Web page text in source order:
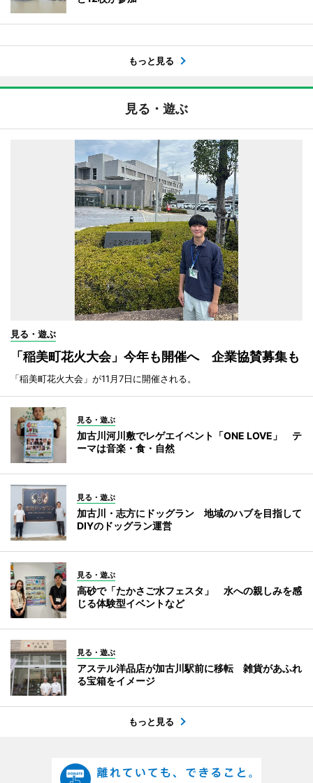
もっと見る
見る・遊ぶ
見る・遊ぶ
「稲美町花火大会」今年も開催へ 企業協賛募集も
「稲美町花火大会」が11月7日に開催される。
見る・遊ぶ
加古川河川敷でレゲエイベント「ONE LOVE」 テ
ーマは音楽・食・自然
見る・遊ぶ
加古川・志方にドッグラン 地域のハブを目指して
DIYのドッグラン運営
見る・遊ぶ
高砂で「たかさご水フェスタ」 水への親しみを感
じる体験型イベントなど
見る・遊ぶ
アステル洋品店が加古川駅前に移転 雑貨があふれ
る宝箱をイメージ
もっと見る